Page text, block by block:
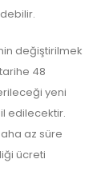
değiştirilmek
48
yeni
edilecektir.
az süre
ücreti